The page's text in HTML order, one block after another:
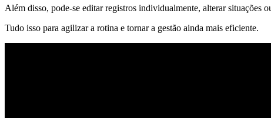
Além disso, pode-se editar registros individualmente, alterar situações
Tudo isso para agilizar a rotina e tornar a gestão ainda mais eficiente.